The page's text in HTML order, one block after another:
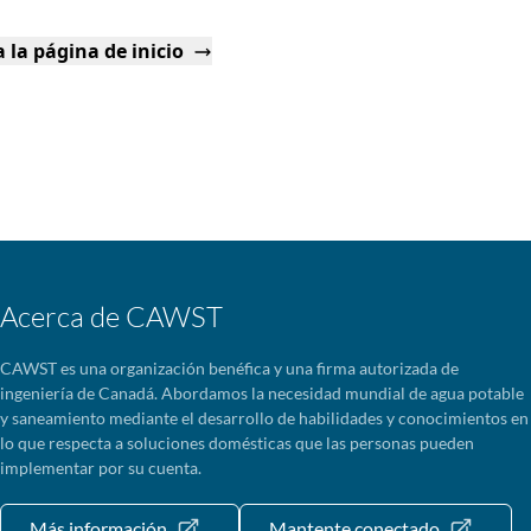
la página de inicio
Acerca de CAWST
CAWST es una organización benéfica y una firma autorizada de
ingeniería de Canadá. Abordamos la necesidad mundial de agua potable
y saneamiento mediante el desarrollo de habilidades y conocimientos en
lo que respecta a soluciones domésticas que las personas pueden
implementar por su cuenta.